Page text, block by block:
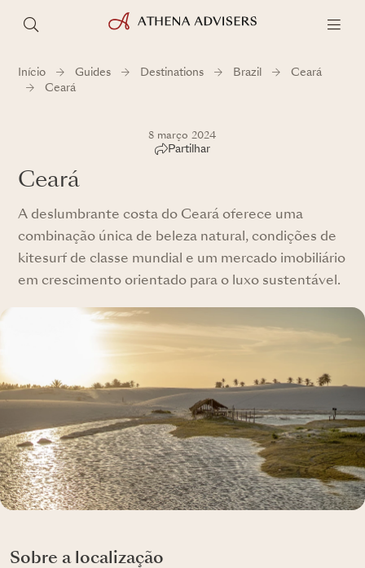
Início Guides Destinations Brazil
Ceará
Ceará
8 março 2024
Partilhar
Ceará
A deslumbrante costa do Ceará oferece uma
combinação única de beleza natural, condições de
kitesurf de classe mundial e um mercado imobiliário
em crescimento orientado para o luxo sustentável.
Sobre a localização